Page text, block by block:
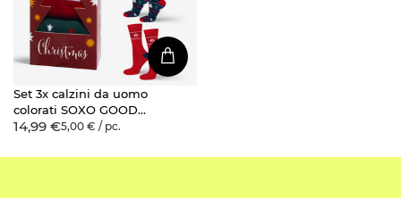
Set 3x calzini da uomo
colorati SOXO GOOD
STUFF calzini in cotone
14,99 €5,00 € / pc.